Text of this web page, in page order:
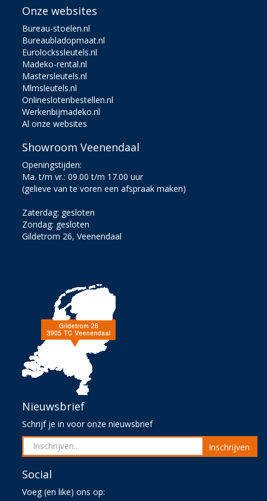
Onze websites
Bureau-stoelen.nl
Bureaubladopmaat.nl
Eurolockssleutels.nl
Madeko-rental.nl
Mastersleutels.nl
Mlmsleutels.nl
Onlineslotenbestellen.nl
Werkenbijmadeko.nl
Al onze websites
Showroom Veenendaal
Openingstijden:
Ma. t/m vr.: 09.00 t/m 17.00 uur
(gelieve van te voren een afspraak maken)
Zaterdag: gesloten
Zondag: gesloten
Gildetrom 26, Veenendaal
Nieuwsbrief
Schrijf je in voor onze nieuwsbrief
Inschrijven
Social
Voeg (en like) ons op: